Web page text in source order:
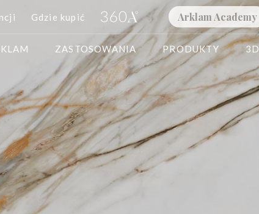
Gdzie kupić Arklam Academy
ZASTOSOWANIA PRODUKTY 3D